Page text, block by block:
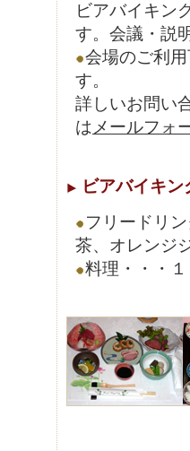
ビアバイキン
す。会議・説
会場のご利
す。
詳しいお問い
はメールフォ
ビアバイキ
フリードリ
茶、オレンジ
料理・・・